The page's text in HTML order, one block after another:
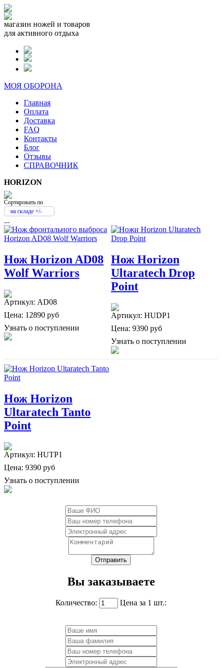
магазин ножей и товаров
для активного отдыха
МОЯ ОБОРОНА
Главная
Оплата
Доставка
FAQ
Контакты
Блог
Отзывы
СПРАВОЧНИК
HORIZON
Сортировать по
на складе +/-
...
Нож Horizon AD08
Wolf Warriors
Артикул: AD08
Цена: 12890 руб
Узнать о поступлении
Нож Horizon
Ultaratech Drop
Point
Артикул: HUDP1
Цена: 9390 руб
Узнать о поступлении
Нож Horizon
Ultaratech Tanto
Point
Артикул: HUTP1
Цена: 9390 руб
Узнать о поступлении
Вы заказываете
Количество: Цена за 1 шт.: